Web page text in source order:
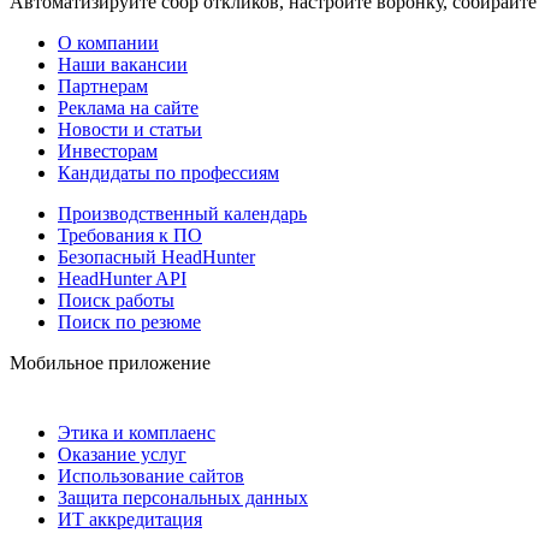
О компании
Наши вакансии
Партнерам
Реклама на сайте
Новости и статьи
Инвесторам
Кандидаты по профессиям
Производственный календарь
Требования к ПО
Безопасный HeadHunter
HeadHunter API
Поиск работы
Поиск по резюме
Мобильное приложение
Этика и комплаенс
Оказание услуг
Использование сайтов
Защита персональных данных
ИТ аккредитация